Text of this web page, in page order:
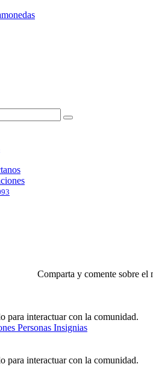
Comparta y comente sobre
para interactuar con la comunidad.
Personas Insignias
para interactuar con la comunidad.